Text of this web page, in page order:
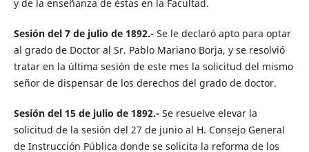
y de la enseñanza de éstas en la Facultad.
Sesión del 7 de julio de 1892.- Se le declaró apto para optar
al grado de Doctor al Sr. Pablo Mariano Borja, y se resolvió
tratar en la última sesión de este mes la solicitud del mismo
señor de dispensar de los derechos del grado de doctor.
Sesión del 15 de julio de 1892.- Se resuelve elevar la
solicitud de la sesión del 27 de junio al H. Consejo General
de Instrucción Pública donde se solicita la reforma de los